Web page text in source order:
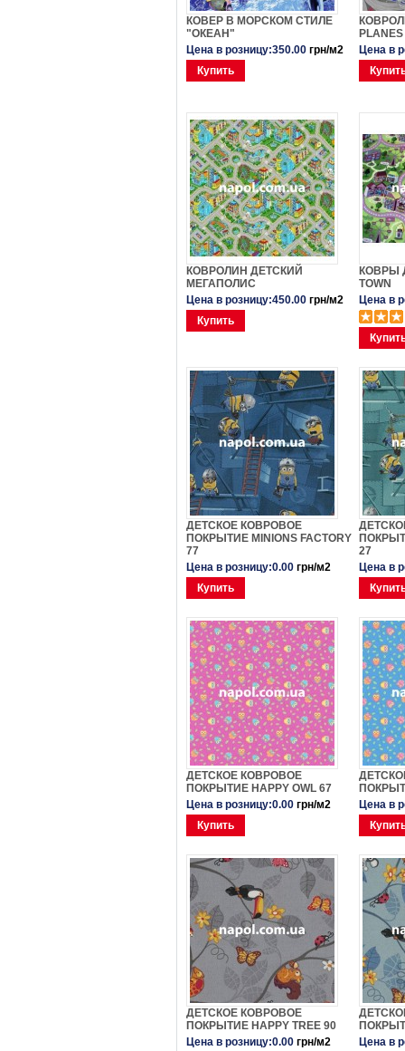
КОВЕР В МОРСКОМ СТИЛЕ
"ОКЕАН"
Цена в розницу:350.00 грн/м2
Купить
Цена в
КОВРОЛИН ДЕТСКИЙ
МЕГАПОЛИС
Цена в розницу:450.00 грн/м2
Купить
КОВРЫ
TOWN
Цена в
ДЕТСКОЕ КОВРОВОЕ
ПОКРЫТИЕ MINIONS FACTORY
77
Цена в розницу:0.00 грн/м2
Купить
27
Цена в
ДЕТСКОЕ КОВРОВОЕ
ПОКРЫТИЕ HAPPY OWL 67
Цена в розницу:0.00 грн/м2
Купить
Цена в
ДЕТСКОЕ КОВРОВОЕ
ПОКРЫТИЕ HAPPY TREE 90
Цена в розницу:0.00 грн/м2
Цена в